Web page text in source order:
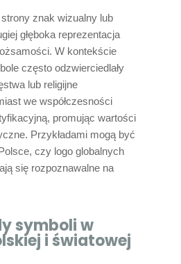
znak wizualny lub
głęboka reprezentacja
W kontekście
często odzwierciedlały
lub religijne
we współczesności
promując wartości
Przykładami mogą być
czy logo globalnych
się rozpoznawalne na
symboli w
i światowej